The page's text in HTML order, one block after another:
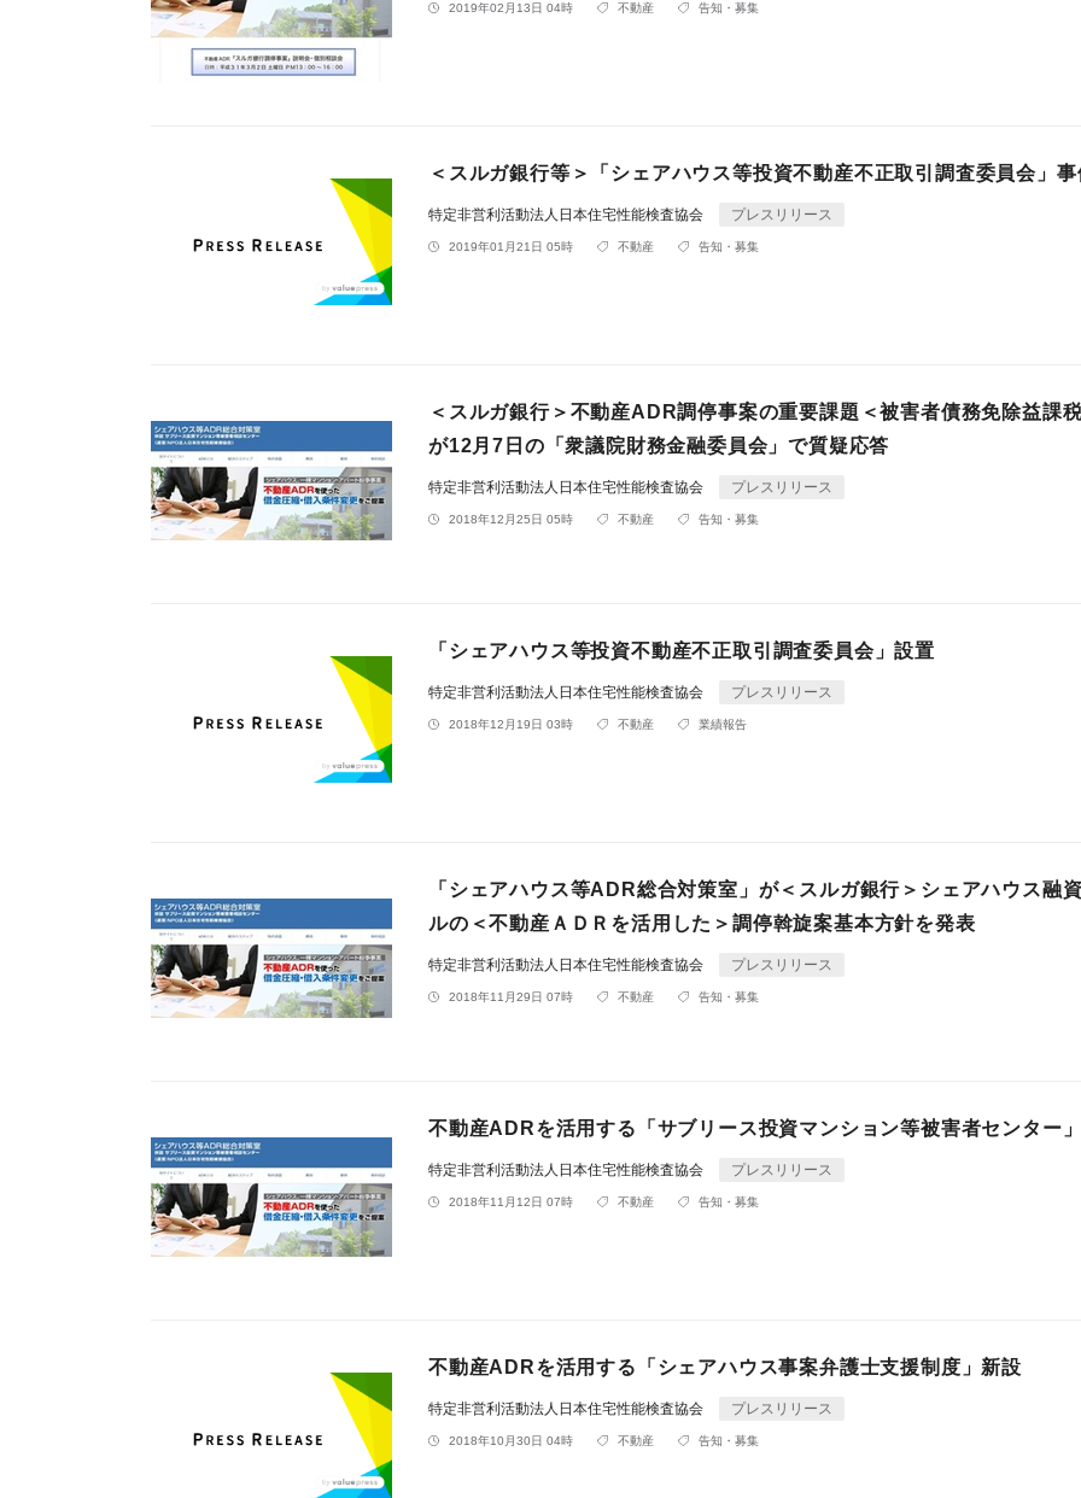
2019年02月13日 04時 不動産 告知・募集
＜スルガ銀行等＞「シェアハウス等投資不動産不正取引調査委員会」
特定非営利活動法人日本住宅性能検査協会 プレスリリース
2019年01月21日 05時 不動産 告知・募集
＜スルガ銀行＞不動産ADR調停事案の重要課題＜被害者債務免除益課
が12月7日の「衆議院財務金融委員会」で質疑応答
特定非営利活動法人日本住宅性能検査協会 プレスリリース
2018年12月25日 05時 不動産 告知・募集
「シェアハウス等投資不動産不正取引調査委員会」設置
特定非営利活動法人日本住宅性能検査協会 プレスリリース
2018年12月19日 03時 不動産 業績報告
「シェアハウス等ADR総合対策室」が＜スルガ銀行＞シェアハウス融
ルの＜不動産ＡＤＲを活用した＞調停斡旋案基本方針を発表
特定非営利活動法人日本住宅性能検査協会 プレスリリース
2018年11月29日 07時 不動産 告知・募集
不動産ADRを活用する「サブリース投資マンション等被害者センター
特定非営利活動法人日本住宅性能検査協会 プレスリリース
2018年11月12日 07時 不動産 告知・募集
不動産ADRを活用する「シェアハウス事案弁護士支援制度」新設
特定非営利活動法人日本住宅性能検査協会 プレスリリース
2018年10月30日 04時 不動産 告知・募集